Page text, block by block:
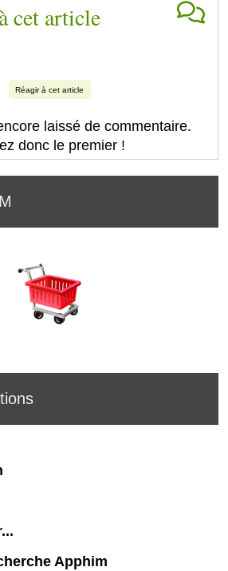
Apphim
cet article
Réagir à cet article
laissé de commentaire.
donc le premier !